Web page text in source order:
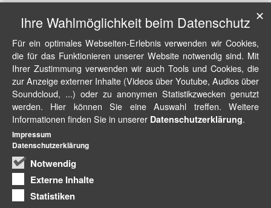
Ihre Wahlmöglichkeit beim Datenschutz
Für ein optimales Webseiten-Erlebnis verwenden wir Cookies,
die für das Funktionieren unserer Website notwendig sind. Mit
Ihrer Zustimmung verwenden wir auch Tools und Cookies, die
zur Anzeige externer Inhalte (Videos über Youtube, Audios über
Soundcloud, ...) oder zu anonymen Statistikzwecken genutzt
werden. Hier können Sie eine Auswahl treffen. Weitere
Informationen finden Sie in unserer Datenschutzerklärung.
Notwendig
Externe Inhalte
Statistiken
✕
Impressum
Datenschutzerklärung